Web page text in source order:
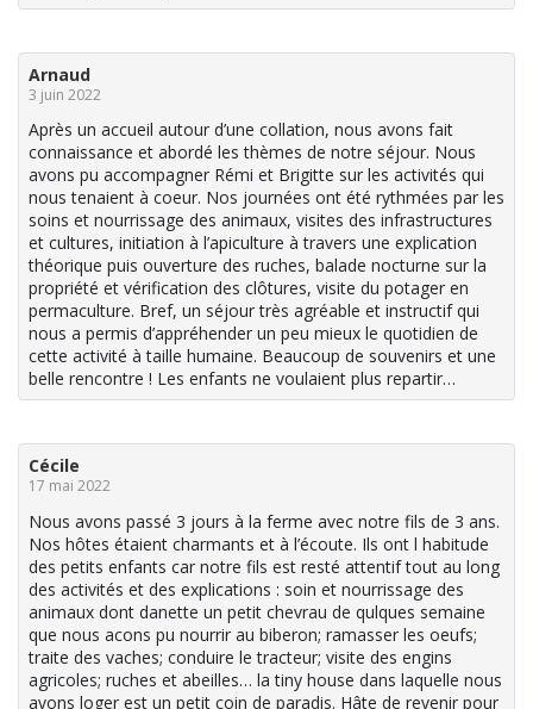
Arnaud
3 juin 2022
Après un accueil autour d’une collation, nous avons fait
connaissance et abordé les thèmes de notre séjour. Nous
avons pu accompagner Rémi et Brigitte sur les activités qui
nous tenaient à coeur. Nos journées ont été rythmées par les
soins et nourrissage des animaux, visites des infrastructures
et cultures, initiation à l’apiculture à travers une explication
théorique puis ouverture des ruches, balade nocturne sur la
propriété et vérification des clôtures, visite du potager en
permaculture. Bref, un séjour très agréable et instructif qui
nous a permis d’appréhender un peu mieux le quotidien de
cette activité à taille humaine. Beaucoup de souvenirs et une
belle rencontre ! Les enfants ne voulaient plus repartir…
Cécile
17 mai 2022
Nous avons passé 3 jours à la ferme avec notre fils de 3 ans.
Nos hôtes étaient charmants et à l’écoute. Ils ont l habitude
des petits enfants car notre fils est resté attentif tout au long
des activités et des explications : soin et nourrissage des
animaux dont danette un petit chevrau de qulques semaine
que nous acons pu nourrir au biberon; ramasser les oeufs;
traite des vaches; conduire le tracteur; visite des engins
agricoles; ruches et abeilles… la tiny house dans laquelle nous
avons loger est un petit coin de paradis. Hâte de revenir pour